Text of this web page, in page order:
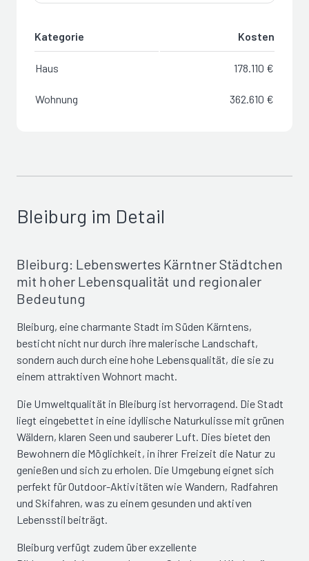
Kategorie Kosten
Haus 178.110 €
Wohnung 362.610 €
Bleiburg im Detail
Bleiburg: Lebenswertes Kärntner Städtchen
mit hoher Lebensqualität und regionaler
Bedeutung
Bleiburg, eine charmante Stadt im Süden Kärntens,
besticht nicht nur durch ihre malerische Landschaft,
sondern auch durch eine hohe Lebensqualität, die sie zu
einem attraktiven Wohnort macht.
Die Umweltqualität in Bleiburg ist hervorragend. Die Stadt
liegt eingebettet in eine idyllische Naturkulisse mit grünen
Wäldern, klaren Seen und sauberer Luft. Dies bietet den
Bewohnern die Möglichkeit, in ihrer Freizeit die Natur zu
genießen und sich zu erholen. Die Umgebung eignet sich
perfekt für Outdoor-Aktivitäten wie Wandern, Radfahren
und Skifahren, was zu einem gesunden und aktiven
Lebensstil beiträgt.
Bleiburg verfügt zudem über exzellente